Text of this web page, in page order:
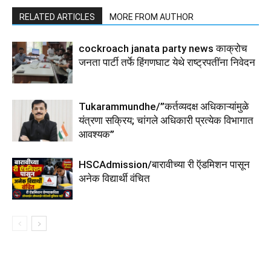
RELATED ARTICLES MORE FROM AUTHOR
cockroach janata party news काक्रोच
जनता पार्टी तर्फे हिंगणघाट येथे राष्ट्रपतींना निवेदन
Tukarammundhe/”कर्तव्यदक्ष अधिकाऱ्यांमुळे
यंत्रणा सक्रिय; चांगले अधिकारी प्रत्येक विभागात
आवश्यक”
HSCAdmission/बारावीच्या री ऍडमिशन पासून
अनेक विद्यार्थी वंचित